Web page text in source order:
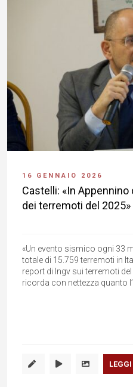
16 GENNAIO 2026
Castelli: «In
dei terremoti del 2025»
«Un evento sismico ogni 33
totale di 15.759 terremoti in
report di Ingv sui terremoti
ricorda con nettezza quanto
LEGGI